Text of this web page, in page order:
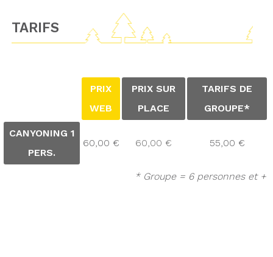
TARIFS
PRIX
WEB
PRIX SUR
PLACE
TARIFS DE
GROUPE*
CANYONING 1
PERS.
60,00 € 60,00 € 55,00 €
* Groupe = 6 personnes et +